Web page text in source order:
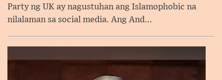
Party ng UK ay nagustuhan ang Islamophobic na
nilalaman sa social media. Ang And...